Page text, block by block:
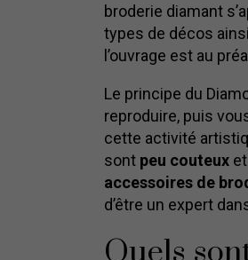
broderie diamant
types de décos
l’ouvrage est au
Le principe du
reproduire, puis
cette activité
sont peu couteux et
accessoires de
d’être un expert